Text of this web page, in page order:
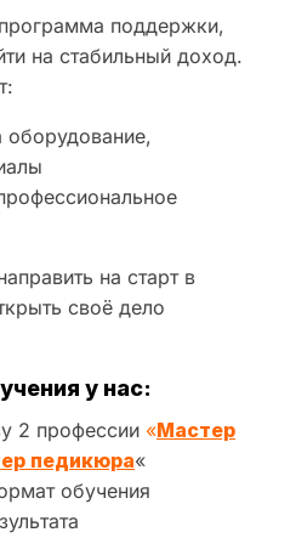
поддержки,
на стабильный доход.
на старт в
своё дело
у нас:
2 профессии «Мастер
педикюра«
обучения